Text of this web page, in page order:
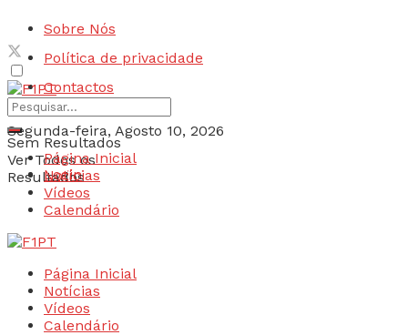
Sobre Nós
Política de privacidade
Contactos
Segunda-feira, Agosto 10, 2026
Login
Sem Resultados
Ver Todos os
Resultados
Página Inicial
Notícias
Vídeos
Calendário
Página Inicial
Notícias
Vídeos
Calendário